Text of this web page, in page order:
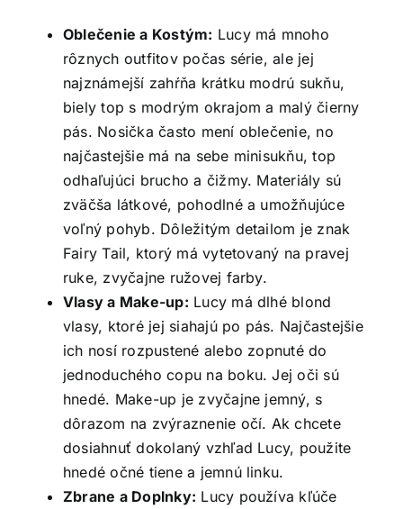
Oblečenie a Kostým: Lucy má mnoho
rôznych outfitov počas série, ale jej
najznámejší zahŕňa krátku modrú sukňu,
biely top s modrým okrajom a malý čierny
pás. Nosička často mení oblečenie, no
najčastejšie má na sebe minisukňu, top
odhaľujúci brucho a čižmy. Materiály sú
zväčša látkové, pohodlné a umožňujúce
voľný pohyb. Dôležitým detailom je znak
Fairy Tail, ktorý má vytetovaný na pravej
ruke, zvyčajne ružovej farby.
Vlasy a Make-up: Lucy má dlhé blond
vlasy, ktoré jej siahajú po pás. Najčastejšie
ich nosí rozpustené alebo zopnuté do
jednoduchého copu na boku. Jej oči sú
hnedé. Make-up je zvyčajne jemný, s
dôrazom na zvýraznenie očí. Ak chcete
dosiahnuť dokolaný vzhľad Lucy, použite
hnedé očné tiene a jemnú linku.
Zbrane a Doplnky: Lucy používa kľúče